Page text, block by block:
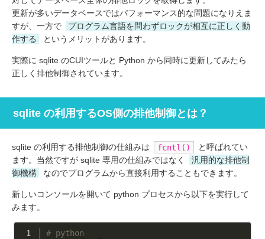
更新が多いデータベースではパフォーマンス的な問題になりえま
すが、一方で
プログラム言語を問わずロックが相互に正しく動
作する
というメリットがあります。
実際に sqlite のCUIツールと Python から同時に更新してみたら
正しく排他制御されています。
sqlite の利用するOS側の排他制御とは？
sqlite の利用する排他制御の仕組みは fcntl()
と呼ばれてい
ます。当然ですが sqlite 専用の仕組みではなく
汎用的な排他制
御機構
なのでプログラムから直接利用することもできます。
新しいコンソールを開いて python プロセスから以下を実行して
みます。
# python